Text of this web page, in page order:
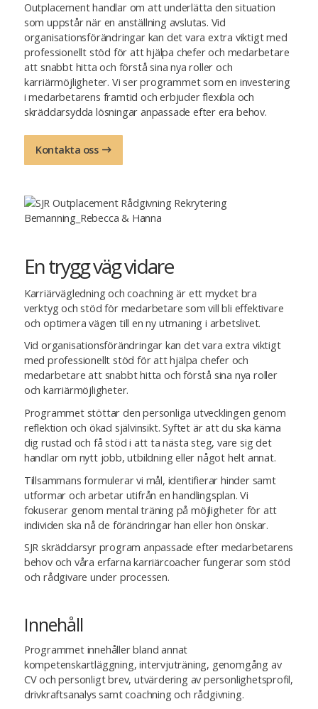
Outplacement handlar om att underlätta den situation
som uppstår när en anställning avslutas. Vid
organisationsförändringar kan det vara extra viktigt med
professionellt stöd för att hjälpa chefer och medarbetare
att snabbt hitta och förstå sina nya roller och
karriärmöjligheter. Vi ser programmet som en investering
i medarbetarens framtid och erbjuder flexibla och
skräddarsydda lösningar anpassade efter era behov.
Kontakta oss
En trygg väg vidare
Karriärvägledning och coachning är ett mycket bra
verktyg och stöd för medarbetare som vill bli effektivare
och optimera vägen till en ny utmaning i arbetslivet.
Vid organisationsförändringar kan det vara extra viktigt
med professionellt stöd för att hjälpa chefer och
medarbetare att snabbt hitta och förstå sina nya roller
och karriärmöjligheter.
Programmet stöttar den personliga utvecklingen genom
reflektion och ökad självinsikt. Syftet är att du ska känna
dig rustad och få stöd i att ta nästa steg, vare sig det
handlar om nytt jobb, utbildning eller något helt annat.
Tillsammans formulerar vi mål, identifierar hinder samt
utformar och arbetar utifrån en handlingsplan. Vi
fokuserar genom mental träning på möjligheter för att
individen ska nå de förändringar han eller hon önskar.
SJR skräddarsyr program anpassade efter medarbetarens
behov och våra erfarna karriärcoacher fungerar som stöd
och rådgivare under processen.
Innehåll
Programmet innehåller bland annat
kompetenskartläggning, intervjuträning, genomgång av
CV och personligt brev, utvärdering av personlighetsprofil,
drivkraftsanalys samt coachning och rådgivning.